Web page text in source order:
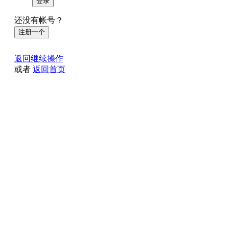
还没有帐号？
注册一个
返回继续操作
或者 返回首页